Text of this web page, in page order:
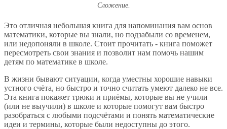
Сложение.
Это отличная небольшая книга для напоминания вам основ
математики, которые вы знали, но подзабыли со временем,
или недопоняли в школе. Стоит прочитать - книга поможет
пересмотреть свои знания и позволит нам помочь нашим
детям по математике в школе.
В жизни бывают ситуации, когда уместны хорошие навыки
устного счёта, но быстро и точно считать умеют далеко не все.
Эта книга покажет трюки и приёмы, которые вы не учили
(или не выучили) в школе и которые помогут вам быстро
разобраться с любыми подсчётами и понять математические
идеи и термины, которые были недоступны до этого.